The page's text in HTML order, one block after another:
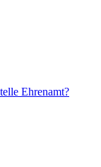
Ehrenamt?